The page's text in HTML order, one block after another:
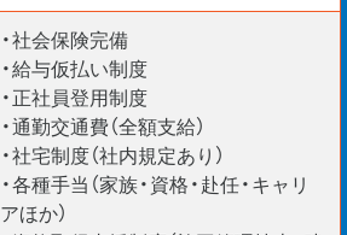
・社会保険完備
・給与仮払い制度
・正社員登用制度
・通勤交通費（全額支給）
・社宅制度（社内規定あり）
・各種手当（家族・資格・赴任・キャリ
アほか）